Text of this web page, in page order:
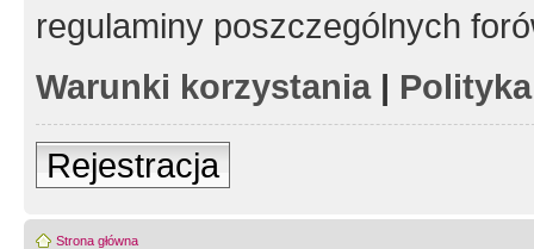
regulaminy poszczególnych
Warunki korzystania|
Rejestracja
Strona główna